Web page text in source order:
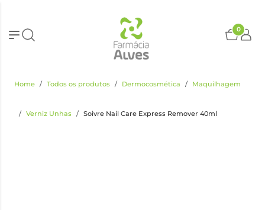
0
Home Todos os produtos Dermocosmética Maquilhagem
Verniz Unhas Soivre Nail Care Express Remover 40ml